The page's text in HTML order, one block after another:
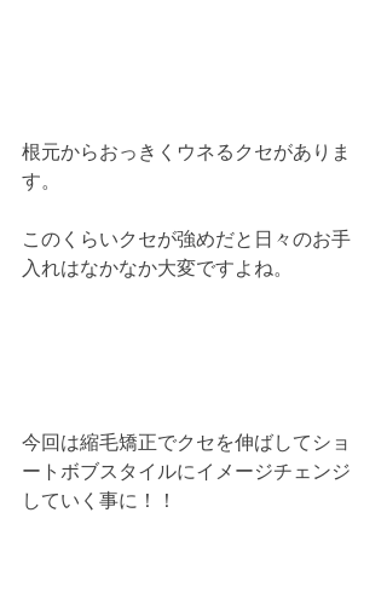
根元からおっきくウネるクセがありま
す。
このくらいクセが強めだと日々のお手
入れはなかなか大変ですよね。
今回は縮毛矯正でクセを伸ばしてショ
ートボブスタイルにイメージチェンジ
していく事に！！